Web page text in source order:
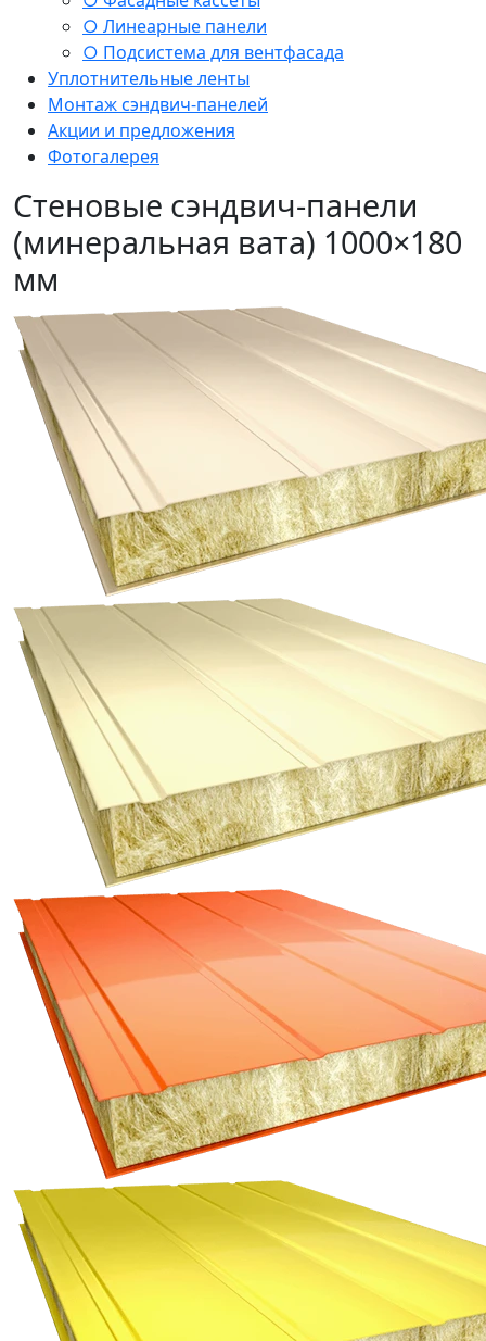
○ Линеарные панели
○ Подсистема для вентфасада
Уплотнительные ленты
Монтаж сэндвич-панелей
Акции и предложения
Фотогалерея
Стеновые сэндвич-панели
(минеральная вата) 1000×180
мм